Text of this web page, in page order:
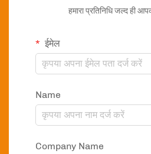
हमारा प्रतिनिधि जल्द ही
ईमेल
Name
Company Name